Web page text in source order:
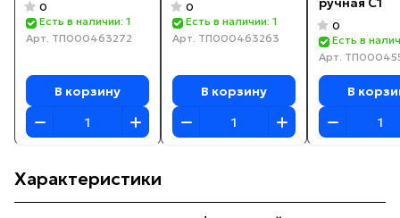
0
Есть в наличии: 1
Арт. ТП000463272
В корзину
0
Есть в наличии: 1
Арт. ТП000463263
В корзину
0
Есть в
Арт.
В
Характеристики